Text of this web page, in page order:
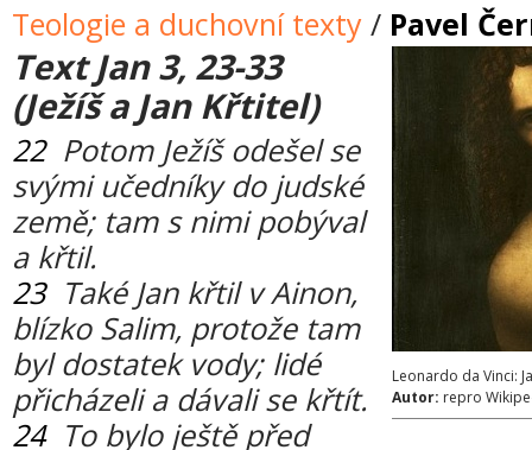
Teologie a duchovní texty / Pavel
Leonardo da Vinci:
Autor: repro
Text Jan 3, 23-33
(Ježíš a Jan Křtitel)
22 Potom Ježíš odešel se
svými učedníky do judské
země; tam s nimi pobýval
a křtil.
23 Také Jan křtil v Ainon,
blízko Salim, protože tam
byl dostatek vody; lidé
přicházeli a dávali se křtít.
24 To bylo ještě před